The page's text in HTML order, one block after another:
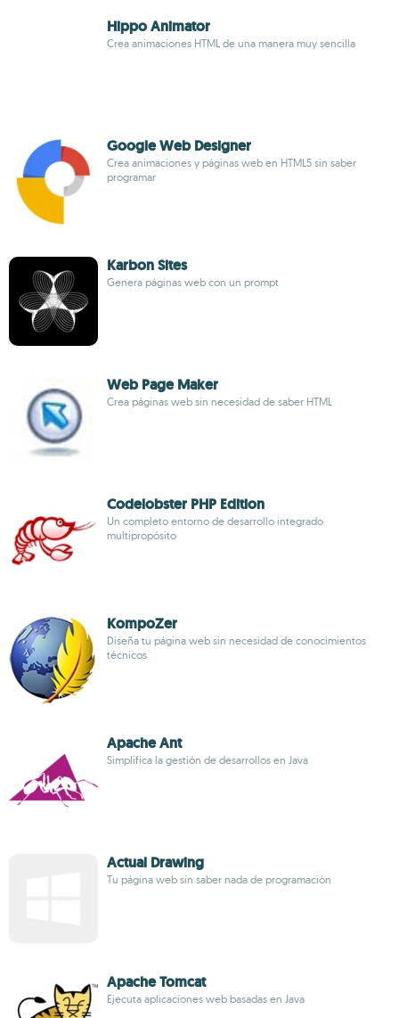
Hippo Animator
Crea animaciones HTML de una manera muy sencilla
Google Web Designer
Crea animaciones y páginas web en HTML5 sin saber
programar
Karbon Sites
Genera páginas web con un prompt
Web Page Maker
Crea páginas web sin necesidad de saber HTML
Codelobster PHP Edition
Un completo entorno de desarrollo integrado
multipropósito
KompoZer
Diseña tu página web sin necesidad de conocimientos
técnicos
Apache Ant
Simplifica la gestión de desarrollos en Java
Actual Drawing
Tu página web sin saber nada de programación
Apache Tomcat
Ejecuta aplicaciones web basadas en Java